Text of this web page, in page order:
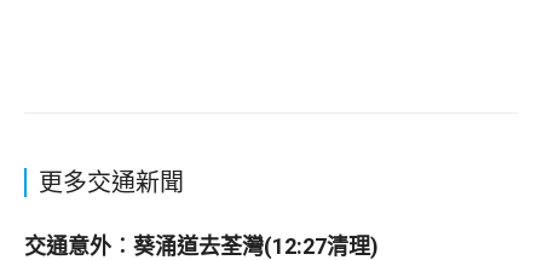
更多交通新聞
交通意外︰葵涌道去荃灣(12:27清理)